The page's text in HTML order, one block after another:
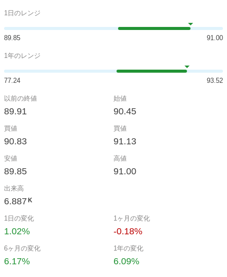
1日のレンジ
89.85 91.00
1年のレンジ
77.24 93.52
以前の終値
89.91
始値
90.45
買値
90.83
買値
91.13
安値
89.85
高値
91.00
出来高
6.887 K
1日の変化
1.02%
1ヶ月の変化
-0.18%
6ヶ月の変化
6.17%
1年の変化
6.09%